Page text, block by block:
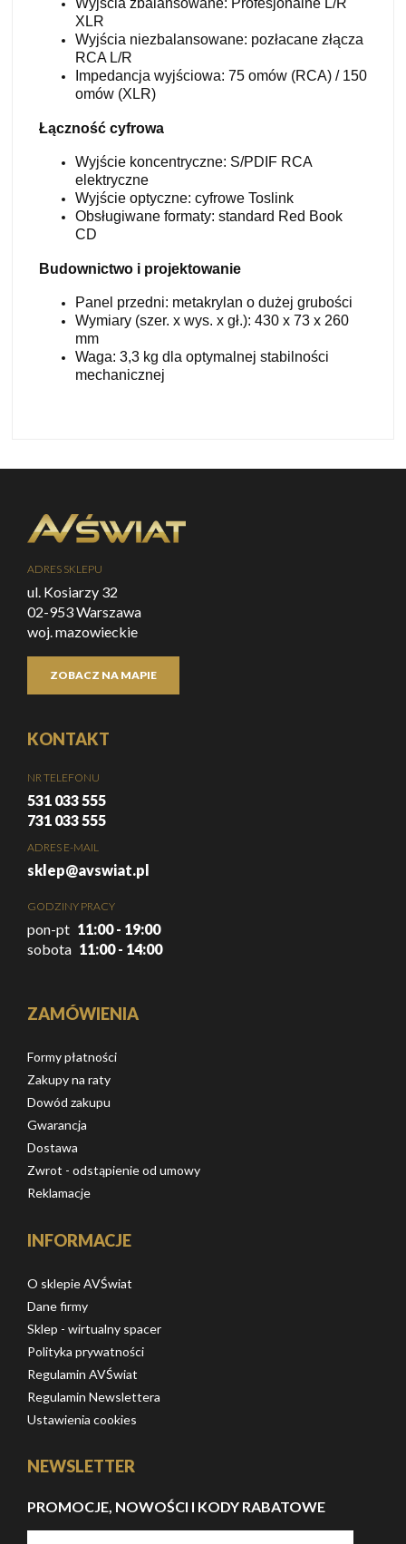
Wyjścia zbalansowane: Profesjonalne L/R
XLR
Wyjścia niezbalansowane: pozłacane złącza
RCA L/R
Impedancja wyjściowa: 75 omów (RCA) / 150
omów (XLR)
Łączność cyfrowa
Wyjście koncentryczne: S/PDIF RCA
elektryczne
Wyjście optyczne: cyfrowe Toslink
Obsługiwane formaty: standard Red Book
CD
Budownictwo i projektowanie
Panel przedni: metakrylan o dużej grubości
Wymiary (szer. x wys. x gł.): 430 x 73 x 260
mm
Waga: 3,3 kg dla optymalnej stabilności
mechanicznej
ADRES SKLEPU
ul. Kosiarzy 32
02-953 Warszawa
woj. mazowieckie
ZOBACZ NA MAPIE
KONTAKT
NR TELEFONU
531 033 555
731 033 555
ADRES E-MAIL
sklep@avswiat.pl
GODZINY PRACY
pon-pt 11:00 - 19:00
sobota 11:00 - 14:00
ZAMÓWIENIA
Formy płatności
Zakupy na raty
Dowód zakupu
Gwarancja
Dostawa
Zwrot - odstąpienie od umowy
Reklamacje
INFORMACJE
O sklepie AVŚwiat
Dane firmy
Sklep - wirtualny spacer
Polityka prywatności
Regulamin AVŚwiat
Regulamin Newslettera
Ustawienia cookies
NEWSLETTER
PROMOCJE, NOWOŚCI I KODY RABATOWE